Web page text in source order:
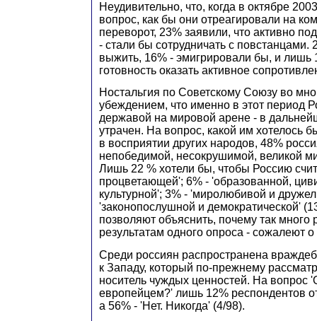
Неудивительно, что, когда в октябре
вопрос, как бы они отреагировали на
переворот, 23% заявили, что активно
- стали бы сотрудничать с повстанцами.
выжить, 16% - эмигрировали бы, и лишь
готовность оказать активное
Ностальгия по Советскому Союзу во
убеждением, что именно в этот период
державой на мировой арене - в
утрачен. На вопрос, какой им хотелось
в восприятии других народов, 48%
непобедимой, несокрушимой, великой
Лишь 22 % хотели бы, чтобы Россию
процветающей'; 6% - 'образованной,
культурной'; 3% - 'миролюбивой и
'законопослушной и демократической'
позволяют объяснить, почему так много
результатам одного опроса - сожалеют
Среди россиян распространена
к Западу, который по-прежнему
носитель чуждых ценностей. На
европейцем?' лишь 12% респондентов
а 56% - 'Нет. Никогда' (4/98).